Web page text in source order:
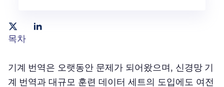
목차
기계 번역은 오랫동안 문제가 되어왔으며, 신경망 기
계 번역과 대규모 훈련 데이터 세트의 도입에도 여전